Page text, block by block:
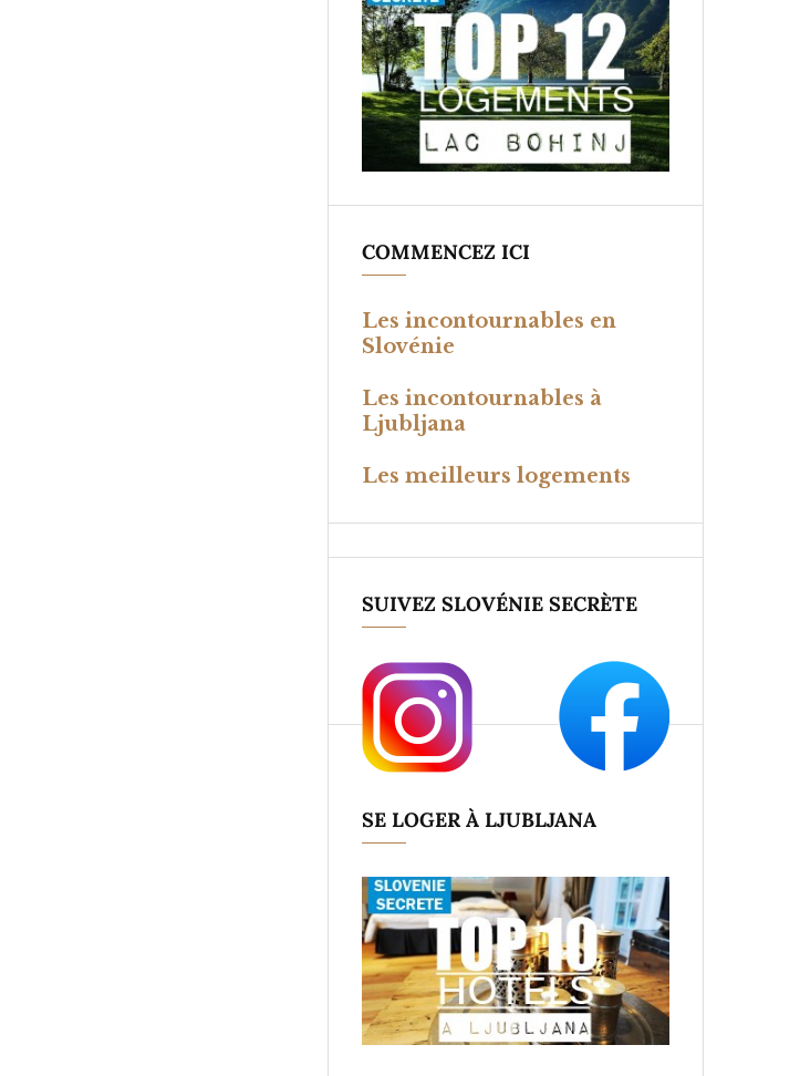
COMMENCEZ ICI
Les incontournables en
Slovénie
Les incontournables à
Ljubljana
Les meilleurs logements
SUIVEZ SLOVÉNIE SECRÈTE
SE LOGER À LJUBLJANA